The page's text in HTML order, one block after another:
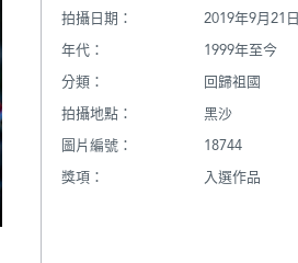
拍攝日期：
2019年9月21日
年代：
1999年至今
分類：
回歸祖國
拍攝地點：
黑沙
圖片編號：
18744
獎項：
入選作品